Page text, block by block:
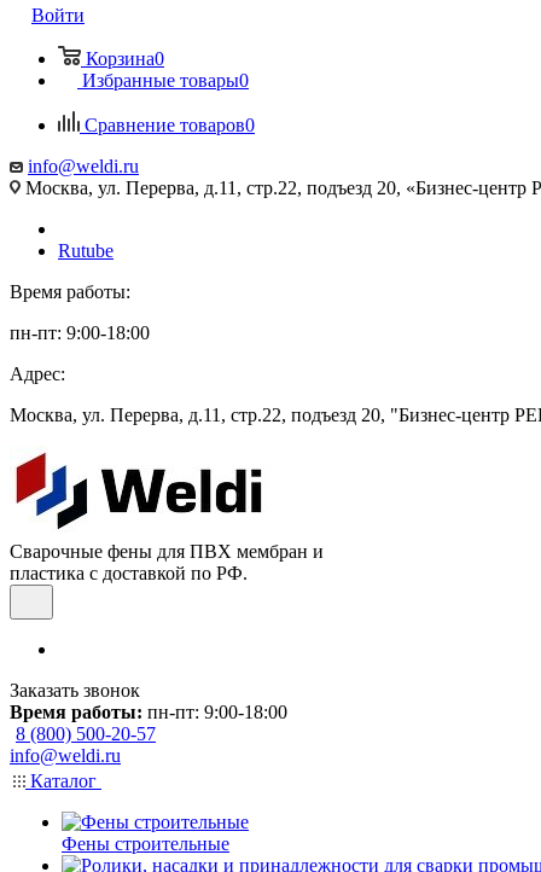
Войти
Корзина0
Избранные товары0
Сравнение товаров0
info@weldi.ru
Москва, ул. Перерва, д.11, стр.22, подъезд 20, «Бизнес-центр
Rutube
Время работы:
пн-пт: 9:00-18:00
Адрес:
Москва, ул. Перерва, д.11, стр.22, подъезд 20, "Бизнес-центр
Сварочные фены для ПВХ мембран и
пластика с доставкой по РФ.
Заказать звонок
Время работы: пн-пт: 9:00-18:00
8 (800) 500-20-57
info@weldi.ru
Каталог
Фены строительные